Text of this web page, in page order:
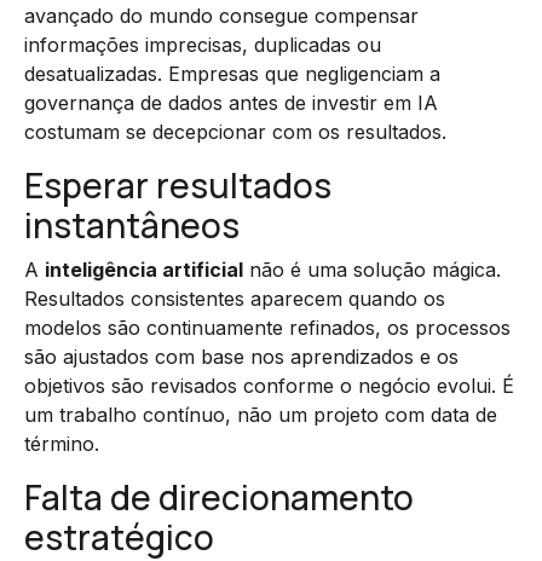
avançado do mundo consegue compensar
informações imprecisas, duplicadas ou
desatualizadas. Empresas que negligenciam a
governança de dados antes de investir em IA
costumam se decepcionar com os resultados.
Esperar resultados
instantâneos
A inteligência artificial não é uma solução mágica.
Resultados consistentes aparecem quando os
modelos são continuamente refinados, os processos
são ajustados com base nos aprendizados e os
objetivos são revisados conforme o negócio evolui. É
um trabalho contínuo, não um projeto com data de
término.
Falta de direcionamento
estratégico